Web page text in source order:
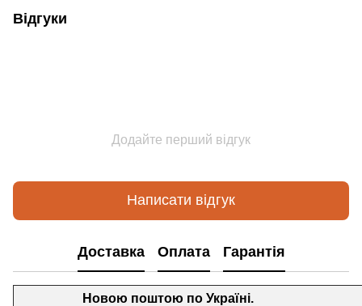
Відгуки
Додайте перший відгук
Написати відгук
Доставка Оплата Гарантія
Новою поштою по Україні.